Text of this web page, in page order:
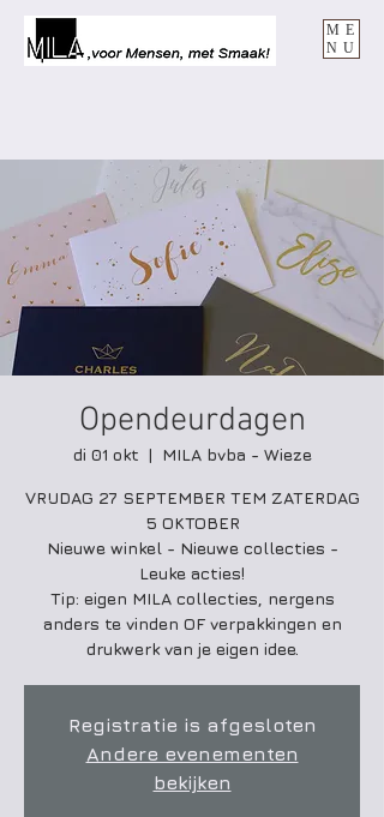
ME
NU
Opendeurdagen
di 01 okt
  |
MILA bvba - Wieze
VRIJDAG 27 SEPTEMBER TEM ZATERDAG
5 OKTOBER
Nieuwe winkel - Nieuwe collecties -
Leuke acties!
Tip: eigen MILA collecties, nergens
anders te vinden OF verpakkingen en
drukwerk van je eigen idee.
Registratie is afgesloten
Andere evenementen
bekijken